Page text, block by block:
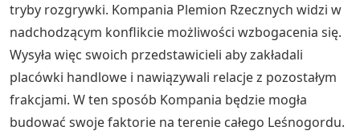
tryby rozgrywki. Kompania Plemion Rzecznych widzi w
nadchodzącym konflikcie możliwości wzbogacenia się.
Wysyła więc swoich przedstawicieli aby zakładali
placówki handlowe i nawiązywali relacje z pozostałym
frakcjami. W ten sposób Kompania będzie mogła
budować swoje faktorie na terenie całego Leśnogordu.